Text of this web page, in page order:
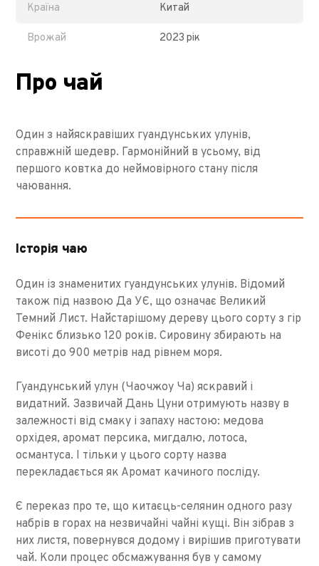
Країна Китай
Врожай 2023 рік
Про чай
Один з найяскравіших гуандунських улунів,
справжній шедевр. Гармонійний в усьому, від
першого ковтка до неймовірного стану після
чаювання.
Історія чаю
Один із знаменитих гуандунських улунів. Відомий
також під назвою Да УЄ, що означає Великий
Темний Лист. Найстарішому дереву цього сорту з гір
Фенікс близько 120 років. Сировину збирають на
висоті до 900 метрів над рівнем моря.
Гуандунський улун (Чаочжоу Ча) яскравий і
видатний. Зазвичай Дань Цуни отримують назву в
залежності від смаку і запаху настою: медова
орхідея, аромат персика, мигдалю, лотоса,
османтуса. І тільки у цього сорту назва
перекладається як Аромат качиного посліду.
Є переказ про те, що китаєць-селянин одного разу
набрів в горах на незвичайні чайні кущі. Він зібрав з
них листя, повернувся додому і вирішив приготувати
чай. Коли процес обсмажування був у самому